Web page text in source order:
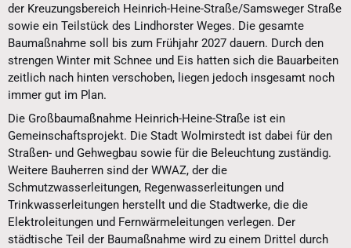
der Kreuzungsbereich Heinrich-Heine-Straße/Samsweger Straße
sowie ein Teilstück des Lindhorster Weges. Die gesamte
Baumaßnahme soll bis zum Frühjahr 2027 dauern. Durch den
strengen Winter mit Schnee und Eis hatten sich die Bauarbeiten
zeitlich nach hinten verschoben, liegen jedoch insgesamt noch
immer gut im Plan.
Die Großbaumaßnahme Heinrich-Heine-Straße ist ein
Gemeinschaftsprojekt. Die Stadt Wolmirstedt ist dabei für den
Straßen- und Gehwegbau sowie für die Beleuchtung zuständig.
Weitere Bauherren sind der WWAZ, der die
Schmutzwasserleitungen, Regenwasserleitungen und
Trinkwasserleitungen herstellt und die Stadtwerke, die die
Elektroleitungen und Fernwärmeleitungen verlegen. Der
städtische Teil der Baumaßnahme wird zu einem Drittel durch